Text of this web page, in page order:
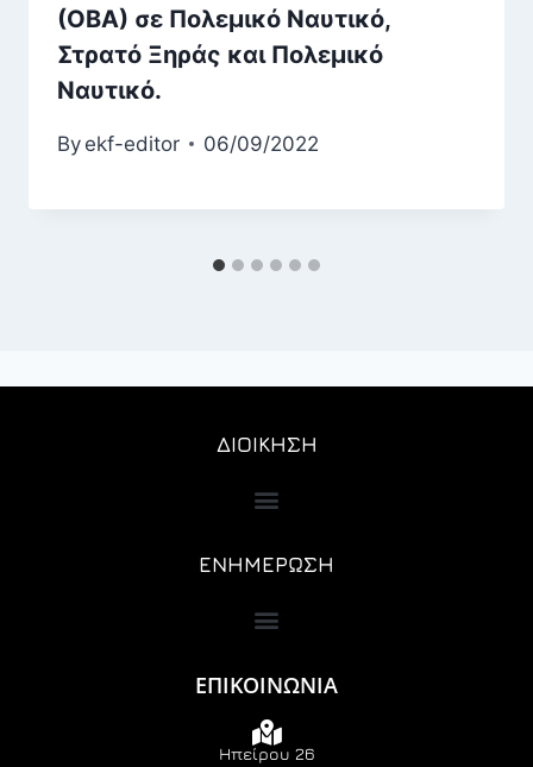
(ΟΒΑ) σε Πολεμικό Ναυτικό,
Στρατό Ξηράς και Πολεμικό
Ναυτικό.
By ekf-editor 06/09/2022
ΔΙΟΙΚΗΣΗ
ΕΝΗΜΕΡΩΣΗ
ΕΠΙΚΟΙΝΩΝΙΑ
Ηπείρου 26